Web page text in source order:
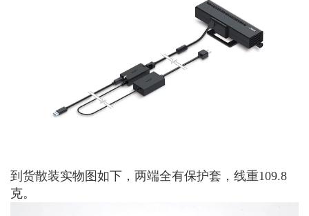
到货散装实物图如下，两端全有保护套，线重109.8
克。